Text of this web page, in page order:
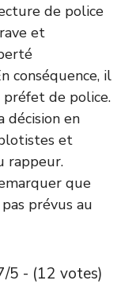
de police
et
conséquence, il
préfet de police.
décision en
et
rappeur.
que
prévus au
5 - (12 votes)